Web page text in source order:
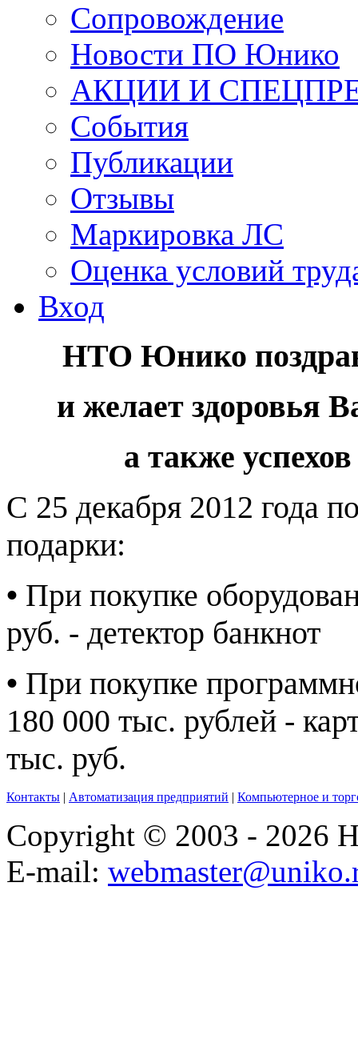
Сопровождение
Новости ПО Юнико
АКЦИИ И
События
Публикации
Отзывы
Маркировка ЛС
Оценка условий
Вход
НТО Юнико
и желает здоровья
а также
С 25 декабря 2012 года
подарки:
• При покупке
руб. - детектор банкнот
• При покупке
180 000 тыс. рублей -
тыс. руб.
Контакты | Автоматизация предприятий | Компьютерное и
Copyright © 2003 - 2026
E-mail: